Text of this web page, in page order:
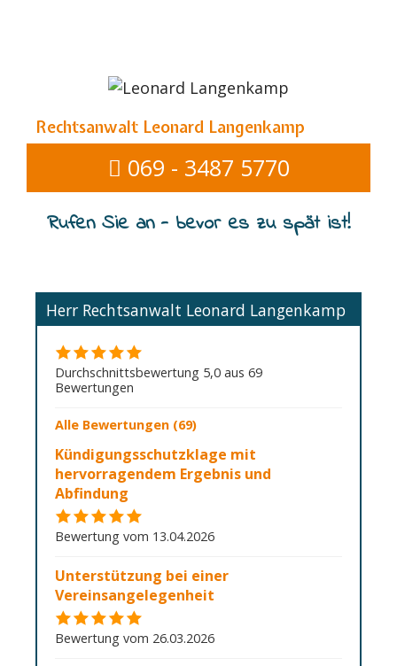
Rechtsanwalt Leonard Langenkamp
069 - 3487 5770
Rufen Sie an - bevor es zu spät ist!
Herr Rechtsanwalt Leonard Langenkamp
Durchschnittsbewertung 5,0 aus 69
Bewertungen
Alle Bewertungen (69)
Kündigungsschutzklage mit
hervorragendem Ergebnis und
Abfindung
Bewertung vom 13.04.2026
Unterstützung bei einer
Vereinsangelegenheit
Bewertung vom 26.03.2026